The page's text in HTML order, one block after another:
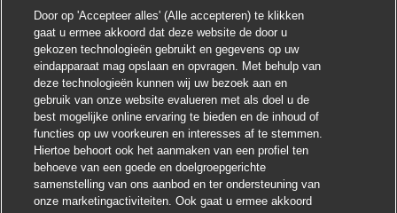
Door op 'Accepteer alles' (Alle accepteren) te klikken
gaat u ermee akkoord dat deze website de door u
gekozen technologieën gebruikt en gegevens op uw
eindapparaat mag opslaan en opvragen. Met behulp van
deze technologieën kunnen wij uw bezoek aan en
gebruik van onze website evalueren met als doel u de
best mogelijke online ervaring te bieden en de inhoud of
functies op uw voorkeuren en interesses af te stemmen.
Hiertoe behoort ook het aanmaken van een profiel ten
behoeve van een goede en doelgroepgerichte
samenstelling van ons aanbod en ter ondersteuning van
onze marketingactiviteiten. Ook gaat u ermee akkoord
! Heb je interesse in deze baan? Chatbot-melding sluiten
Ik ben geïnteresseerd
Soortgelijke banen zoeken